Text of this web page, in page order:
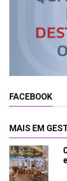
FACEBOOK
MAIS EM